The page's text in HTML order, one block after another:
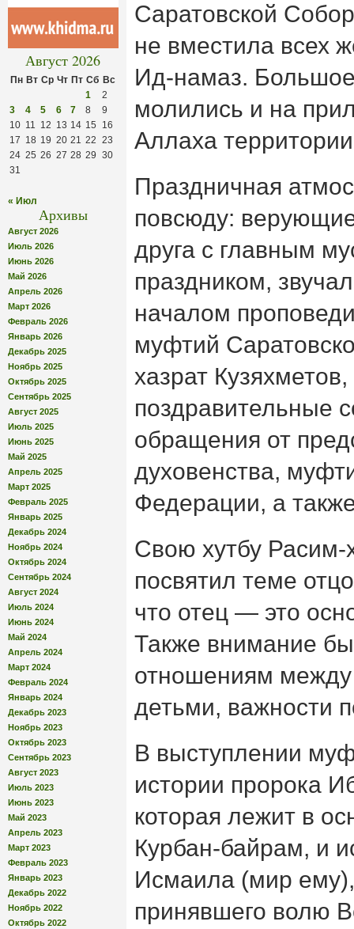
Август 2026
Пн Вт Ср Чт Пт Сб Вс
1
2
3
4 5 6 7 8
9
10 11 12 13 14 15
16
17 18 19 20 21 22 23
24 25 26 27 28 29 30
31
« Июл
Архивы
Август 2026
Июль 2026
Июнь 2026
Май 2026
Апрель 2026
Март 2026
Февраль 2026
Январь 2026
Декабрь 2025
Ноябрь 2025
Октябрь 2025
Сентябрь 2025
Август 2025
Июль 2025
Июнь 2025
Май 2025
Апрель 2025
Март 2025
Февраль 2025
Январь 2025
Декабрь 2024
Ноябрь 2024
Октябрь 2024
Сентябрь 2024
Август 2024
Июль 2024
Июнь 2024
Май 2024
Апрель 2024
Март 2024
Февраль 2024
Январь 2024
Декабрь 2023
Ноябрь 2023
Октябрь 2023
Сентябрь 2023
Август 2023
Июль 2023
Июнь 2023
Май 2023
Апрель 2023
Март 2023
Февраль 2023
Январь 2023
Декабрь 2022
Ноябрь 2022
Октябрь 2022
Саратовской
не вместила всех
Ид-намаз.
молились и на
Аллаха
Праздничная
повсюду:
друга с главным
праздником,
началом
муфтий
хазрат
поздравительные
обращения от
духовенства,
Федерации, а
Свою хутбу Расим-
посвятил теме
что отец — это
Также внимание
отношениям
детьми, важности
В выступлении
истории пророка
которая лежит в
Курбан-байрам, и
Исмаила (мир
принявшего волю